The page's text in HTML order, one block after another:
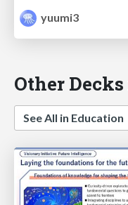
yuumi3
Other
See All in Education